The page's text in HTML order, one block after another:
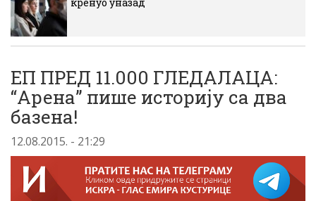
ЕП ПРЕД 11.000 ГЛЕДАЛАЦА:
“Арена” пише историју са два
базена!
12.08.2015. - 21:29